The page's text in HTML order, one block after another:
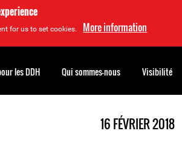
for us to set cookies. More information
16 FÉVRIER 2018
les DDH Qui sommes-nous Visibilité